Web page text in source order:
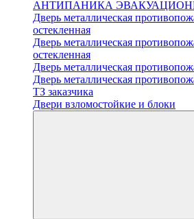
АНТИПАНИКА
Дверь металлическая
остекленная
Дверь металлическая
остекленная
Дверь металлическая
Дверь металлическая
ТЗ заказчика
Двери взломостойкие и блоки